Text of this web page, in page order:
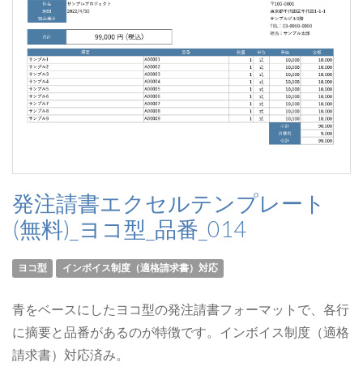
発注請書エクセルテンプレート
(無料)_ヨコ型_品番_014
ヨコ型 インボイス制度（適格請求書）対応
青をベースにしたヨコ型の発注請書フォーマットで、各行
に摘要と品番があるのが特徴です。インボイス制度（適格
請求書）対応済み。